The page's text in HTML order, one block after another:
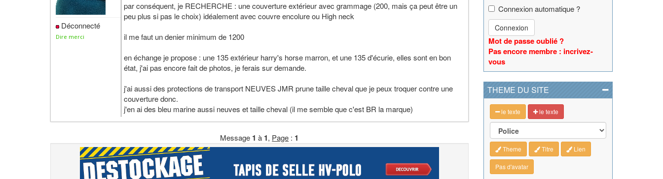
Déconnecté
Dire merci
par conséquent, je RECHERCHE : une couverture extérieur avec grammage (200, mais ça peut être un
peu plus si pas le choix) idéalement avec couvre encolure ou High neck
il me faut un denier minimum de 1200
en échange je propose : une 135 extérieur harry's horse marron, et une 135 d'écurie, elles sont en bon
état, j'ai pas encore fait de photos, je ferais sur demande.
j'ai aussi des protections de transport NEUVES JMR prune taille cheval que je peux troquer contre une
couverture donc.
j'en ai des bleu marine aussi neuves et taille cheval (il me semble que c'est BR la marque)
Message 1 à 1, Page : 1
Connexion automatique ?
Connexion
Mot de passe oublié ?
Pas encore membre : incrivez-
vous
THEME DU SITE
le texte le texte
Theme Titre Lien
Pas d'avatar